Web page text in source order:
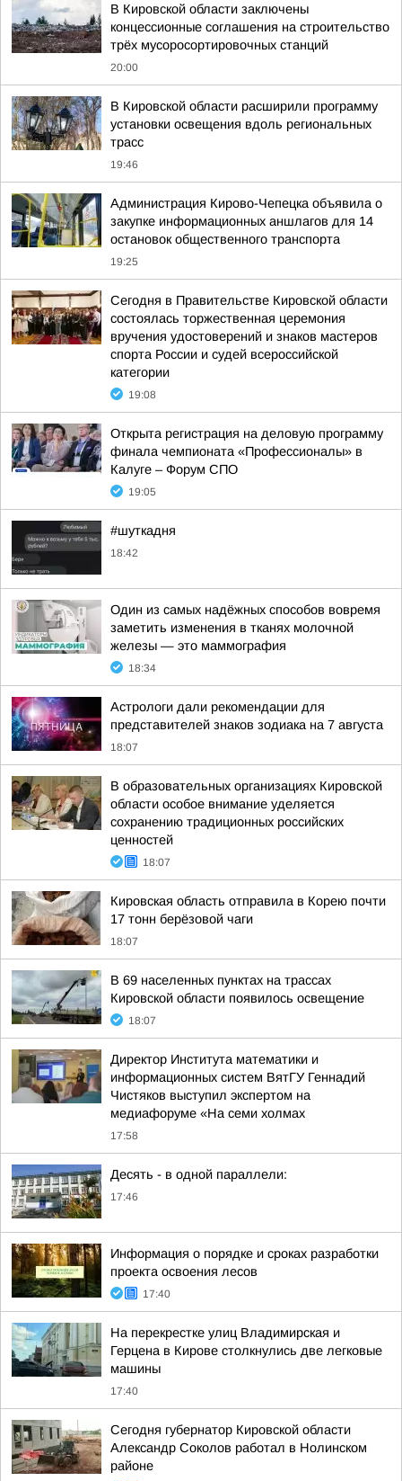
В Кировской области заключены
концессионные соглашения на строительство
трёх мусоросортировочных станций
20:00
В Кировской области расширили программу
установки освещения вдоль региональных
трасс
19:46
Администрация Кирово-Чепецка объявила о
закупке информационных аншлагов для 14
остановок общественного транспорта
19:25
Сегодня в Правительстве Кировской области
состоялась торжественная церемония
вручения удостоверений и знаков мастеров
спорта России и судей всероссийской
категории
19:08
Открыта регистрация на деловую программу
финала чемпионата «Профессионалы» в
Калуге – Форум СПО
19:05
#шуткадня
18:42
Один из самых надёжных способов вовремя
заметить изменения в тканях молочной
железы — это маммография
18:34
Астрологи дали рекомендации для
представителей знаков зодиака на 7 августа
18:07
В образовательных организациях Кировской
области особое внимание уделяется
сохранению традиционных российских
ценностей
18:07
Кировская область отправила в Корею почти
17 тонн берёзовой чаги
18:07
В 69 населенных пунктах на трассах
Кировской области появилось освещение
18:07
Директор Института математики и
информационных систем ВятГУ Геннадий
Чистяков выступил экспертом на
медиафоруме «На семи холмах
17:58
Десять - в одной параллели:
17:46
Информация о порядке и сроках разработки
проекта освоения лесов
17:40
На перекрестке улиц Владимирская и
Герцена в Кирове столкнулись две легковые
машины
17:40
Сегодня губернатор Кировской области
Александр Соколов работал в Нолинском
районе